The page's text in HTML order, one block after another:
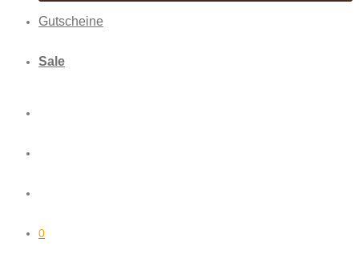
Gutscheine
Sale
0